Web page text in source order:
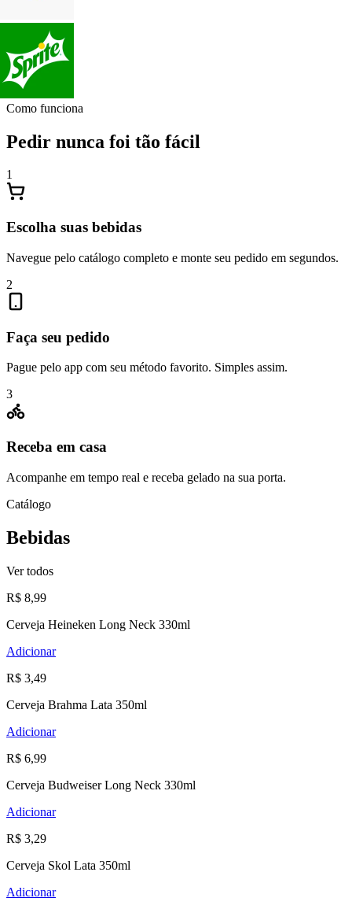
Como funciona
Pedir nunca foi tão fácil
1
Escolha suas bebidas
Navegue pelo catálogo completo e monte seu pedido em segundos.
2
Faça seu pedido
Pague pelo app com seu método favorito. Simples assim.
3
Receba em casa
Acompanhe em tempo real e receba gelado na sua porta.
Catálogo
Bebidas
Ver todos
R$ 8,99
Cerveja Heineken Long Neck 330ml
Adicionar
R$ 3,49
Cerveja Brahma Lata 350ml
Adicionar
R$ 6,99
Cerveja Budweiser Long Neck 330ml
Adicionar
R$ 3,29
Cerveja Skol Lata 350ml
Adicionar